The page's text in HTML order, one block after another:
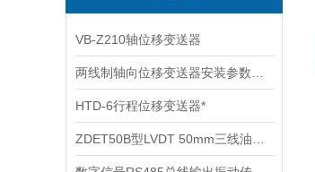
VB-Z210轴位移变送器
HTD-6行程位移变送器*